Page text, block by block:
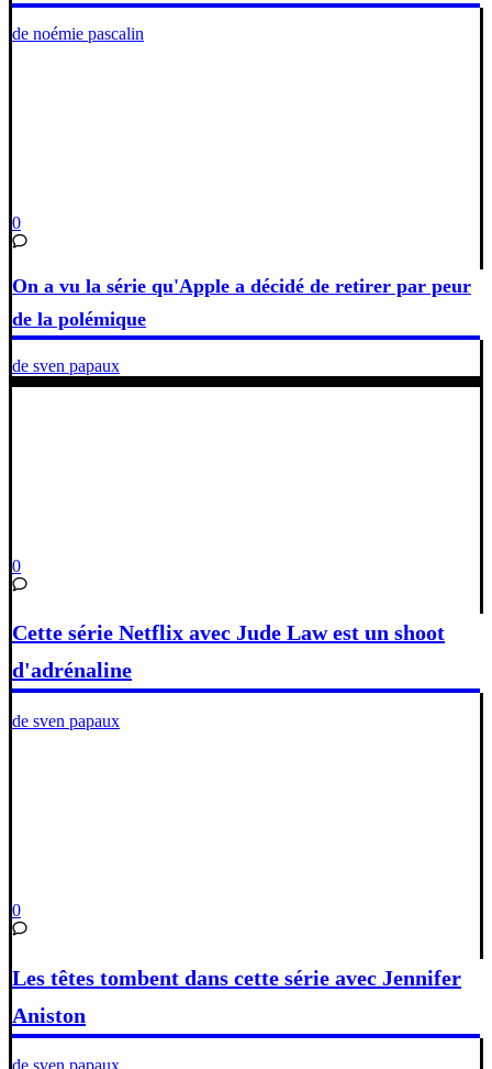
de noémie pascalin
0
On a vu la série qu'Apple a décidé de retirer par peur
de la polémique
de sven papaux
0
Cette série Netflix avec Jude Law est un shoot
d'adrénaline
de sven papaux
0
Les têtes tombent dans cette série avec Jennifer
Aniston